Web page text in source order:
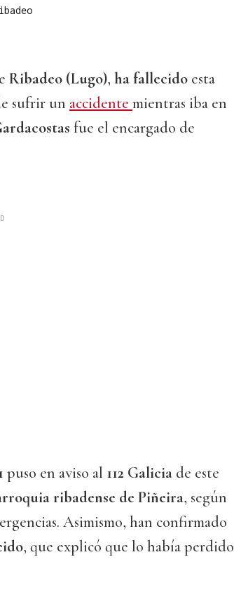
Ribadeo (Lugo), ha fallecido esta
sufrir un accidente mientras iba en
fue el encargado de
puso en aviso al 112 Galicia de este
ribadense de Piñeira, según
Asimismo, han confirmado
, que explicó que lo había perdido